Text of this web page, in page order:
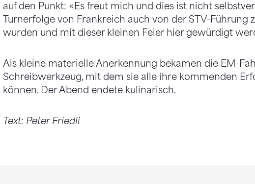
auf den Punkt: «Es freut mich und dies ist nicht
Turnerfolge von Frankreich auch von der STV-Führung
wurden und mit dieser kleinen Feier hier gewürdigt
Als kleine materielle Anerkennung bekamen die EM-
Schreibwerkzeug, mit dem sie alle ihre kommenden
können. Der Abend endete kulinarisch.
Text: Peter Friedli